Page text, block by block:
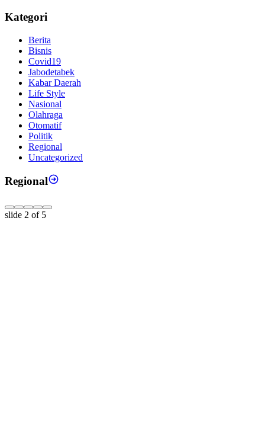
Kategori
Berita
Bisnis
Covid19
Jabodetabek
Kabar Daerah
Life Style
Nasional
Olahraga
Otomatif
Politik
Regional
Uncategorized
Regional
slide 2 of 5